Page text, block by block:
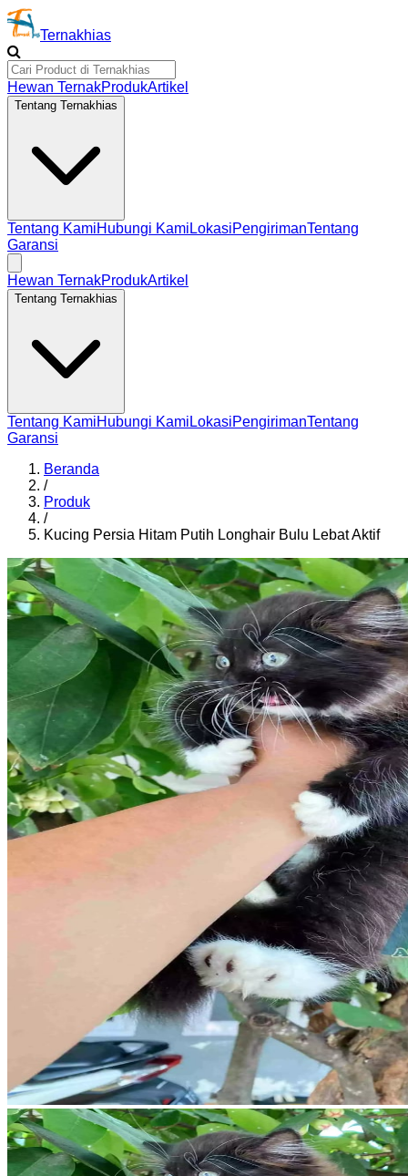
Ternakhias
Hewan TernakProdukArtikel
Tentang Ternakhias
Tentang KamiHubungi Kami LokasiPengirimanTentang
Garansi
Hewan TernakProdukArtikel
Tentang Ternakhias
Tentang KamiHubungi Kami LokasiPengirimanTentang
Garansi
Beranda
/
Produk
/
Kucing Persia Hitam Putih Longhair Bulu Lebat Aktif